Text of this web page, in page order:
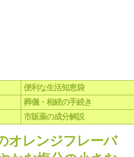
便利な生活知恵袋
葬儀・相続の手続き
市販薬の成分解説
オレンジフレーバ